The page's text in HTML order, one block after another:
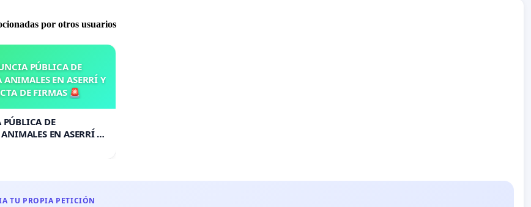
por otros usuarios
PÚBLICA DE
EN ASERRÍ Y
DE FIRMAS 🚨
DE
EN ASERRÍ Y
FIRMAS 🚨
TU PROPIA PETICIÓN